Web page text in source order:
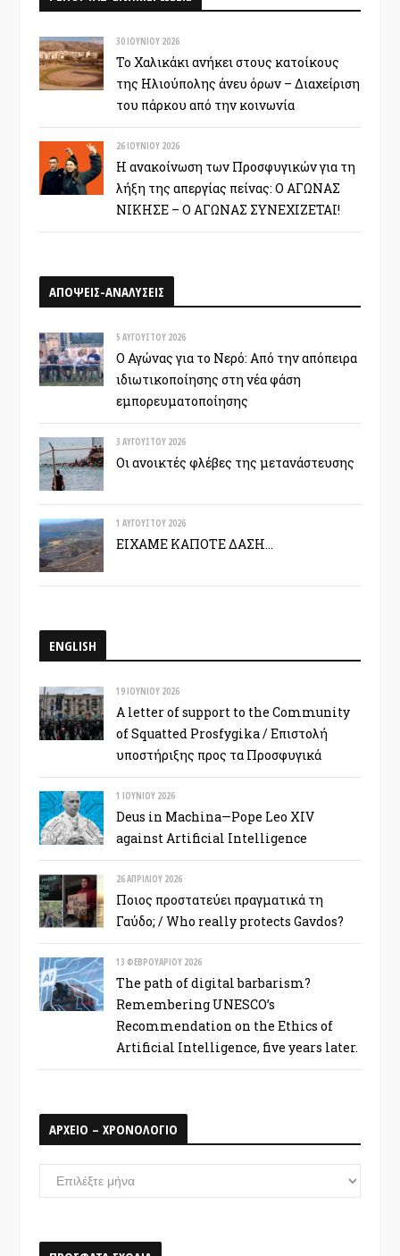
30 ΙΟΥΝΊΟΥ 2026
Το Χαλικάκι ανήκει στους κατοίκους
της Ηλιούπολης άνευ όρων – Διαχείριση
του πάρκου από την κοινωνία
26 ΙΟΥΝΊΟΥ 2026
Η ανακοίνωση των Προσφυγικών για τη
λήξη της απεργίας πείνας: Ο ΑΓΩΝΑΣ
ΝΙΚΗΣΕ – Ο ΑΓΩΝΑΣ ΣΥΝΕΧΙΖΕΤΑΙ!
ΑΠΟΨΕΙΣ-ΑΝΑΛΥΣΕΙΣ
5 ΑΥΓΟΎΣΤΟΥ 2026
Ο Αγώνας για το Νερό: Από την απόπειρα
ιδιωτικοποίησης στη νέα φάση
εμπορευματοποίησης
3 ΑΥΓΟΎΣΤΟΥ 2026
Οι ανοικτές φλέβες της μετανάστευσης
1 ΑΥΓΟΎΣΤΟΥ 2026
ΕΙΧΑΜΕ ΚΑΠΟΤΕ ΔΑΣΗ…
ENGLISH
19 ΙΟΥΝΊΟΥ 2026
A letter of support to the Community
of Squatted Prosfygika / Επιστολή
υποστήριξης προς τα Προσφυγικά
1 ΙΟΥΝΊΟΥ 2026
Deus in Machina—Pope Leo XIV
against Artificial Intelligence
26 ΑΠΡΙΛΊΟΥ 2026
Ποιος προστατεύει πραγματικά τη
Γαύδο; / Who really protects Gavdos?
13 ΦΕΒΡΟΥΑΡΊΟΥ 2026
The path of digital barbarism?
Remembering UNESCO’s
Recommendation on the Ethics of
Artificial Intelligence, five years later.
ΑΡΧΕΙΟ – ΧΡΟΝΟΛΟΓΙΟ
ΑΡΧΕΙΟ
–